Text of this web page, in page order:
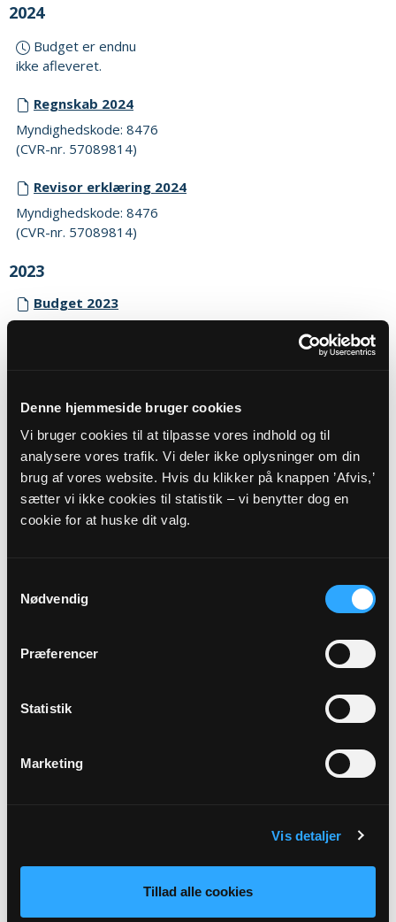
Denne hjemmeside bruger cookies
Vi bruger cookies til at tilpasse vores indhold og til
analysere vores trafik. Vi deler ikke oplysninger om din
brug af vores website. Hvis du klikker på knappen ’Afvis,’
sætter vi ikke cookies til statistik – vi benytter dog en
cookie for at huske dit valg.
Nødvendig
Præferencer
Statistik
Marketing
Vis detaljer
Tillad alle cookies
2024
Budget er endnu
ikke afleveret.
Regnskab 2024
Myndighedskode: 8476
(CVR-nr. 57089814)
Revisor erklæring 2024
Myndighedskode: 8476
(CVR-nr. 57089814)
2023
Budget 2023
Myndighedskode: 8476
(CVR-nr. 57089814)
Revisor erklæring 2023
Myndighedskode: 8476
(CVR-nr. 57089814)
Myndighedskode: 8476
(CVR-nr. 57089814)
Myndighedskode: 8476
Budget 2021
Myndighedskode: 8476
(CVR-nr. 57089814)